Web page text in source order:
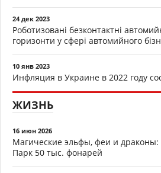
24 дек 2023
Роботизовані безконтактні
горизонти у сфері автомийного
10 янв 2023
Инфляция в Украине в 2022 году
ЖИЗНЬ
16 июн 2026
Магические эльфы, феи и драконы:
Парк 50 тыс. фонарей